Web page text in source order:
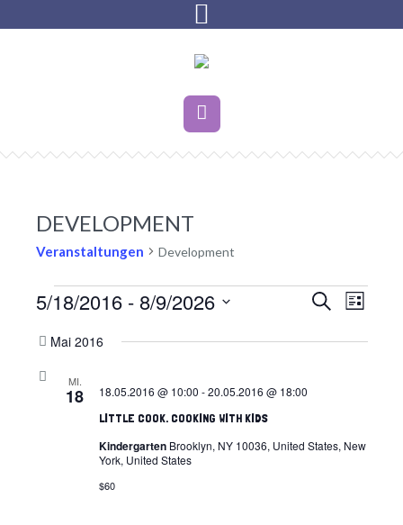
DEVELOPMENT
Veranstaltungen Development
VERANSTALTUNGEN SUCHE
LISTE
5/18/2016 - 8/9/2026
wählen.
Mai 2016
MI.
18
LITTLE COOK. COOKING WITH KIDS
18.05.2016 @ 10:00 -20.05.2016 @ 18:00
Kindergarten Brooklyn, NY 10036, United States, New
York, United States
$60